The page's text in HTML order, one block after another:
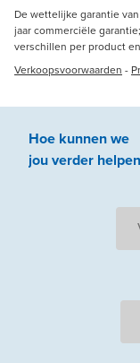
De wettelijke garantie
jaar commerciële
verschillen per product
Verkoopsvoorwaarden -
Hoe kunnen we
jouverder helpen